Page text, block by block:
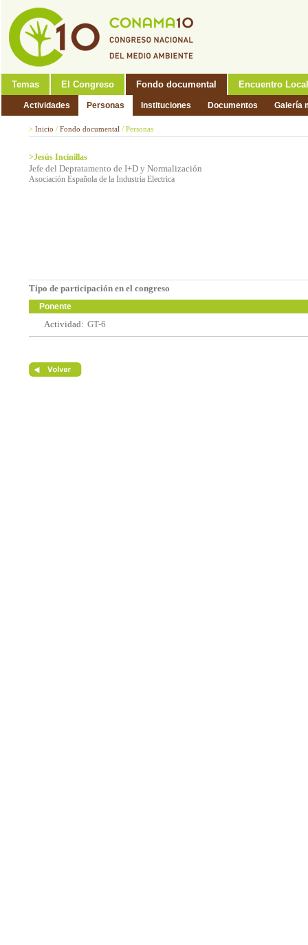
Temas El Congreso Fondo documental Encuentro Local
Actividades Personas Instituciones Documentos Galería
> Inicio / Fondo documental / Personas
>Jesús Incinillas
Jefe del Depratamento de I+D y Normalización
Asociación Española de la Industria Electrica
Tipo de participación en el congreso
Ponente
Actividad: GT-6